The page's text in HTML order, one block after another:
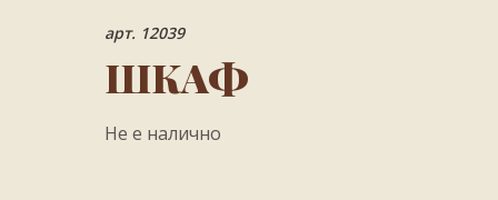
арт. 12039
ШКАФ
Не е налично